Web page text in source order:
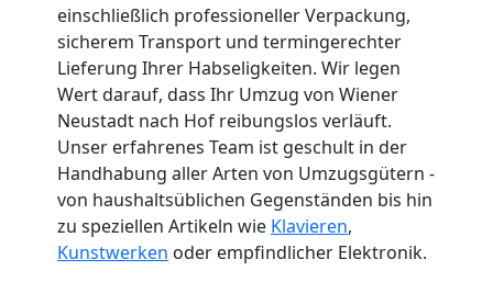
einschließlich professioneller Verpackung,
sicherem Transport und termingerechter
Lieferung Ihrer Habseligkeiten. Wir legen
Wert darauf, dass Ihr Umzug von Wiener
Neustadt nach Hof reibungslos verläuft.
Unser erfahrenes Team ist geschult in der
Handhabung aller Arten von Umzugsgütern -
von haushaltsüblichen Gegenständen bis hin
zu speziellen Artikeln wie Klavieren,
Kunstwerken oder empfindlicher Elektronik.